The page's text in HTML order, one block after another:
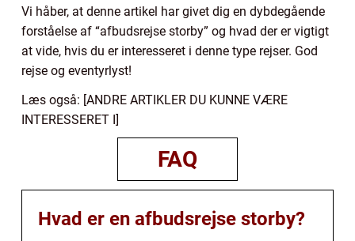
Vi håber, at denne artikel har givet dig en dybdegående
forståelse af “afbudsrejse storby” og hvad der er vigtigt
at vide, hvis du er interesseret i denne type rejser. God
rejse og eventyrlyst!
Læs også: [ANDRE ARTIKLER DU KUNNE VÆRE
INTERESSERET I]
FAQ
Hvad er en afbudsrejse storby?